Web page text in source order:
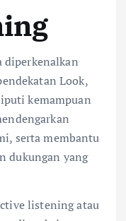
diperkenalkan
Look,
kemampuan
serta membantu
dukungan yang
listening atau